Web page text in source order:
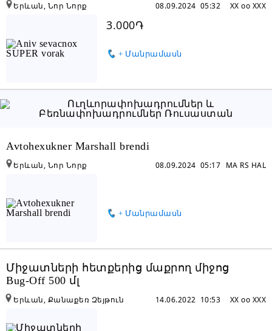
3.000֏
+ Մանրամասն
XX oo XXX
08.09.2024 05:32
Երևան, Նոր Նորք
Avtohexukner Marshall brendi
+ Մանրամասն
MA RS HAL
08.09.2024 05:17
Երևան, Նոր Նորք
Միջատների հետքերից մաքրող միջոց
Bug-Off 500 մլ
XX oo XXX
14.06.2022 10:53
Երևան, Քանաքեռ Զեյթուն